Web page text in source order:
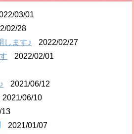
03/01
02/28
します♪
2022/02/27
2022/02/01
2021/06/12
2021/06/10
13
2021/01/07